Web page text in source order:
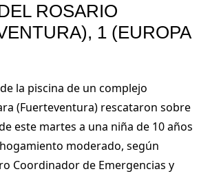
ROSARIO
1 (EUROPA
la piscina de un complejo
(Fuerteventura) rescataron sobre
este martes a una niña de 10 años
moderado, según
Coordinador de Emergencias y